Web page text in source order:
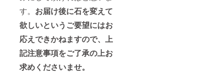
す。 お届け後に石を変えて
欲しいというご要望にはお
応えできかねますので、上
記注意事項をご了承の上お
求めくださいませ。